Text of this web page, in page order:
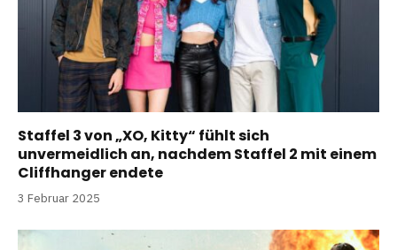
Staffel 3 von „XO, Kitty“ fühlt sich
unvermeidlich an, nachdem Staffel 2 mit einem
Cliffhanger endete
3 Februar 2025